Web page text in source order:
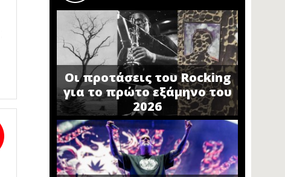
Οι προτάσεις του Rocking
για το πρώτο εξάμηνο του
2026